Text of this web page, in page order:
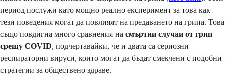
период послужи като мощно реално експеримент за това как
тези поведения могат да повлияят на предаването на грипа. Това
също повдигна много сравнения на смъртни случаи от грип
срещу COVID, подчертавайки, че и двата са сериозни
респираторни вируси, които могат да бъдат смекчени с подобни
стратегии за обществено здраве.